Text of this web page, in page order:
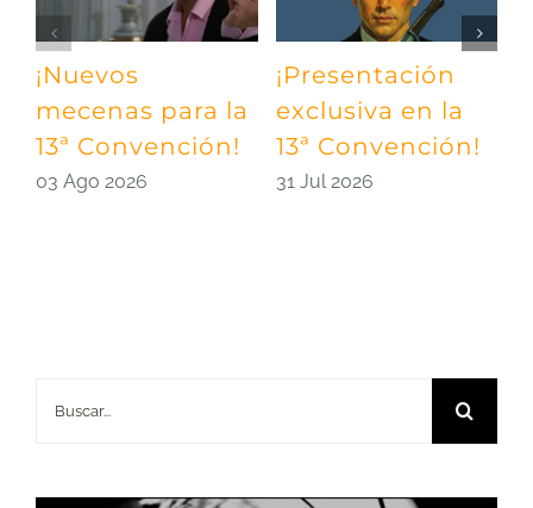
¡Nuevos
mecenas para la
13ª Convención!
03 Ago 2026
¡Presentación
exclusiva en la
13ª Convención!
31 Jul 2026